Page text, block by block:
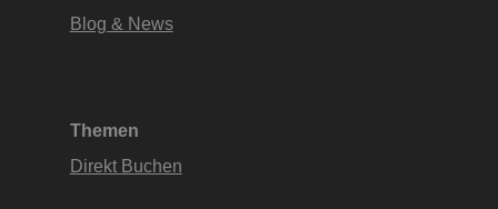
Blog & News
Themen
Direkt Buchen